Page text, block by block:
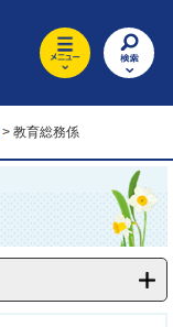
> 教育総務係